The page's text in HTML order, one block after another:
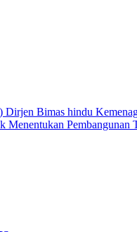
Dirjen Bimas hindu
Menentukan Pembangunan